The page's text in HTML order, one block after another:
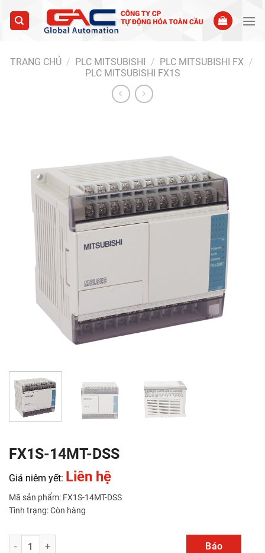
TRANG CHỦ / PLC MITSUBISHI / PLC MITSUBISHI FX /
PLC MITSUBISHI FX1S
FX1S-14MT-DSS
Giá niêm yết: Liên hệ
Mã sản phẩm: FX1S-14MT-DSS
Tình trạng: Còn hàng
FX1S-14MT-DSS số lượng
Báo